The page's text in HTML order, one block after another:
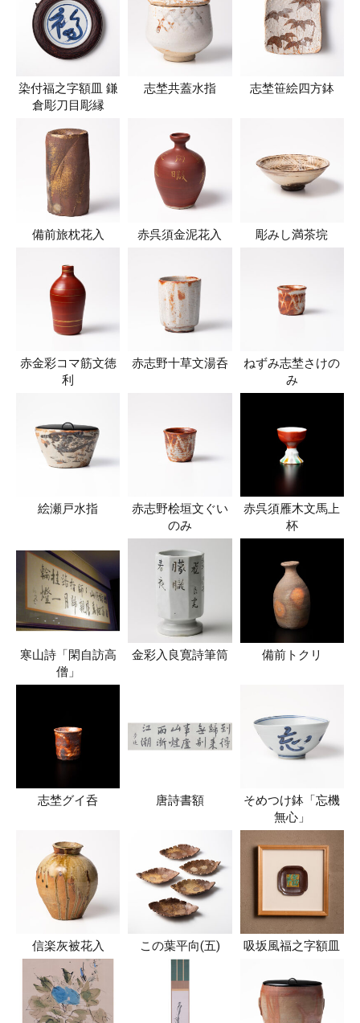
染付福之字額皿 鎌
倉彫刀目彫縁
志埜共蓋水指 志埜笹絵四方鉢
備前旅枕花入 赤呉須金泥花入 彫みし満茶垸
赤金彩コマ筋文徳
利
赤志野十草文湯呑
ねずみ志埜さけの
み
絵瀬戸水指
赤志野桧垣文ぐい
のみ
赤呉須雁木文馬上
杯
寒山詩「閑自訪高
僧」
金彩入良寛詩筆筒 備前トクリ
志埜グイ呑 唐詩書額
そめつけ鉢「忘機
無心」
信楽灰被花入 この葉平向(五) 吸坂風福之字額皿